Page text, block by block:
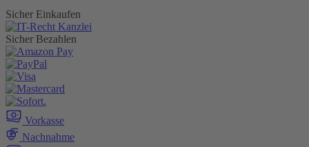
Sicher Einkaufen
Sicher Bezahlen
Vorkasse
Nachnahme